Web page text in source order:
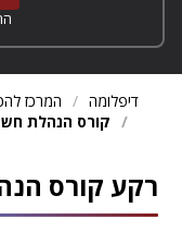
דיפלומה
המרכז
קורס הנהלת חשבונות
רקע קורס הנהלת